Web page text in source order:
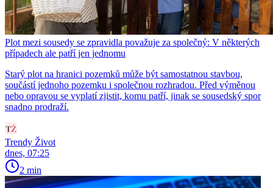
Plot mezi sousedy se zpravidla považuje za společný: V některých
případech ale patří jen jednomu
Starý plot na hranici pozemků může být samostatnou stavbou,
součástí jednoho pozemku i společnou rozhradou. Před výměnou
nebo opravou se vyplatí zjistit, komu patří, jinak se sousedský spor
snadno prodraží.
Trendy Život
dnes, 07:25
2 min